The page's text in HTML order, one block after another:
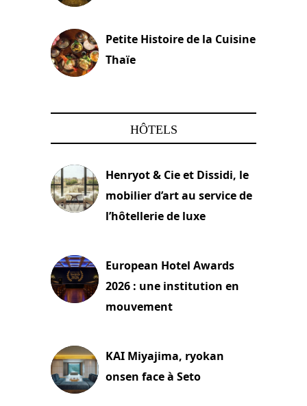
Petite Histoire de la Cuisine
Thaïe
HÔTELS
Henryot & Cie et Dissidi, le
mobilier d’art au service de
l’hôtellerie de luxe
European Hotel Awards
2026 : une institution en
mouvement
KAI Miyajima, ryokan
onsen face à Seto